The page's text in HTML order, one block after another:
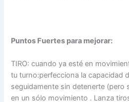
Puntos Fuertes para mejorar:
TIRO: cuando ya esté en
tu turno:perfecciona la capacidad
seguidamente sin detenerte (pero
en un sólo movimiento . Lanza